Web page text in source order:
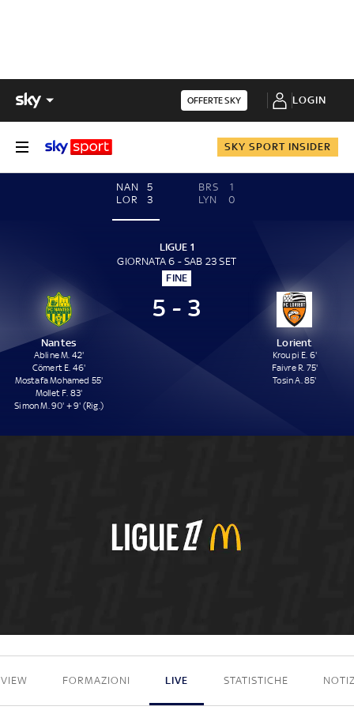
OFFERTE SKY LOGIN
SKY SPORT INSIDER
NAN
5
LOR
3
BRS
1
LYN
0
LIGUE 1
GIORNATA 6 - SAB 23 SET
FINE
Nantes
Abline M. 42'
Cömert E. 46'
Mostafa Mohamed 55'
Mollet F. 83'
Simon M. 90' + 9' (Rig.)
5 - 3
Lorient
Kroupi E. 6'
Faivre R. 75'
Tosin A. 85'
5 - 3
FORMAZIONI LIVE STATISTICHE